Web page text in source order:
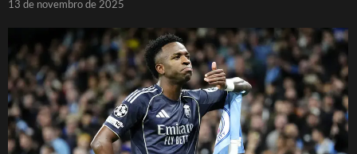
13 de novembro de 2025